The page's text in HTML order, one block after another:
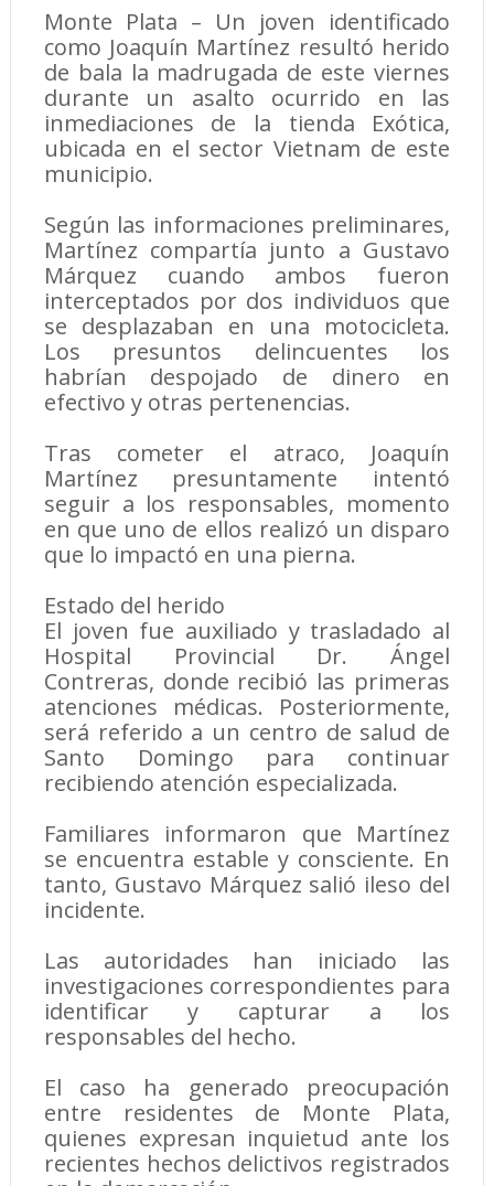
Monte Plata – Un joven identificado
como Joaquín Martínez resultó herido
de bala la madrugada de este viernes
durante un asalto ocurrido en las
inmediaciones de la tienda Exótica,
ubicada en el sector Vietnam de este
municipio.
Según las informaciones preliminares,
Martínez compartía junto a Gustavo
Márquez cuando ambos fueron
interceptados por dos individuos que
se desplazaban en una motocicleta.
Los presuntos delincuentes los
habrían despojado de dinero en
efectivo y otras pertenencias.
Tras cometer el atraco, Joaquín
Martínez presuntamente intentó
seguir a los responsables, momento
en que uno de ellos realizó un disparo
que lo impactó en una pierna.
Estado del herido
El joven fue auxiliado y trasladado al
Hospital Provincial Dr. Ángel
Contreras, donde recibió las primeras
atenciones médicas. Posteriormente,
será referido a un centro de salud de
Santo Domingo para continuar
recibiendo atención especializada.
Familiares informaron que Martínez
se encuentra estable y consciente. En
tanto, Gustavo Márquez salió ileso del
incidente.
Las autoridades han iniciado las
investigaciones correspondientes para
identificar y capturar a los
responsables del hecho.
El caso ha generado preocupación
entre residentes de Monte Plata,
quienes expresan inquietud ante los
recientes hechos delictivos registrados